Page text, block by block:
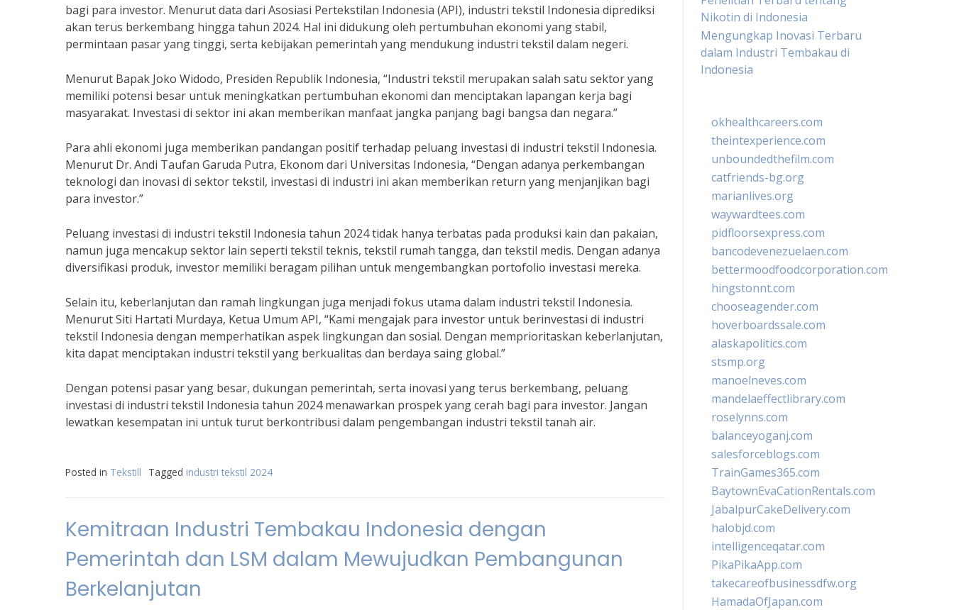
bagi para investor. Menurut data dari Asosiasi Pertekstilan Indonesia (API), industri tekstil Indonesia diprediksi
akan terus berkembang hingga tahun 2024. Hal ini didukung oleh pertumbuhan ekonomi yang stabil,
permintaan pasar yang tinggi, serta kebijakan pemerintah yang mendukung industri tekstil dalam negeri.
Menurut Bapak Joko Widodo, Presiden Republik Indonesia, “Industri tekstil merupakan salah satu sektor yang
memiliki potensi besar untuk meningkatkan pertumbuhan ekonomi dan menciptakan lapangan kerja bagi
masyarakat. Investasi di sektor ini akan memberikan manfaat jangka panjang bagi bangsa dan negara.”
Para ahli ekonomi juga memberikan pandangan positif terhadap peluang investasi di industri tekstil Indonesia.
Menurut Dr. Andi Taufan Garuda Putra, Ekonom dari Universitas Indonesia, “Dengan adanya perkembangan
teknologi dan inovasi di sektor tekstil, investasi di industri ini akan memberikan return yang menjanjikan bagi
para investor.”
Peluang investasi di industri tekstil Indonesia tahun 2024 tidak hanya terbatas pada produksi kain dan pakaian,
namun juga mencakup sektor lain seperti tekstil teknis, tekstil rumah tangga, dan tekstil medis. Dengan adanya
diversifikasi produk, investor memiliki beragam pilihan untuk mengembangkan portofolio investasi mereka.
Selain itu, keberlanjutan dan ramah lingkungan juga menjadi fokus utama dalam industri tekstil Indonesia.
Menurut Siti Hartati Murdaya, Ketua Umum API, “Kami mengajak para investor untuk berinvestasi di industri
tekstil Indonesia dengan memperhatikan aspek lingkungan dan sosial. Dengan memprioritaskan keberlanjutan,
kita dapat menciptakan industri tekstil yang berkualitas dan berdaya saing global.”
Dengan potensi pasar yang besar, dukungan pemerintah, serta inovasi yang terus berkembang, peluang
investasi di industri tekstil Indonesia tahun 2024 menawarkan prospek yang cerah bagi para investor. Jangan
lewatkan kesempatan ini untuk turut berkontribusi dalam pengembangan industri tekstil tanah air.
Posted in Tekstill Tagged industri tekstil 2024
Kemitraan Industri Tembakau Indonesia dengan
Pemerintah dan LSM dalam Mewujudkan Pembangunan
Berkelanjutan
Nikotin di Indonesia
Mengungkap Inovasi Terbaru
dalam Industri Tembakau di
Indonesia
okhealthcareers.com
theintexperience.com
unboundedthefilm.com
catfriends-bg.org
marianlives.org
waywardtees.com
pidfloorsexpress.com
bancodevenezuelaen.com
bettermoodfoodcorporation.com
hingstonnt.com
chooseagender.com
hoverboardssale.com
alaskapolitics.com
stsmp.org
manoelneves.com
mandelaeffectlibrary.com
roselynns.com
balanceyoganj.com
salesforceblogs.com
TrainGames365.com
BaytownEvaCationRentals.com
JabalpurCakeDelivery.com
halobjd.com
intelligenceqatar.com
PikaPikaApp.com
takecareofbusinessdfw.org
HamadaOfJapan.com